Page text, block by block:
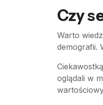
Czy
Warto
demografii.
oglądali w